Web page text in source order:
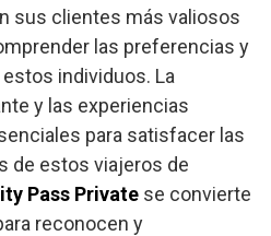
sus clientes más valiosos
las preferencias y
individuos. La
y las experiencias
para satisfacer las
de estos viajeros de
Pass Private se convierte
reconocen y